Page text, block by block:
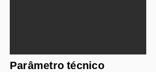
Parâmetro técnico